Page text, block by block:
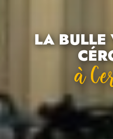
LA BULLE
À